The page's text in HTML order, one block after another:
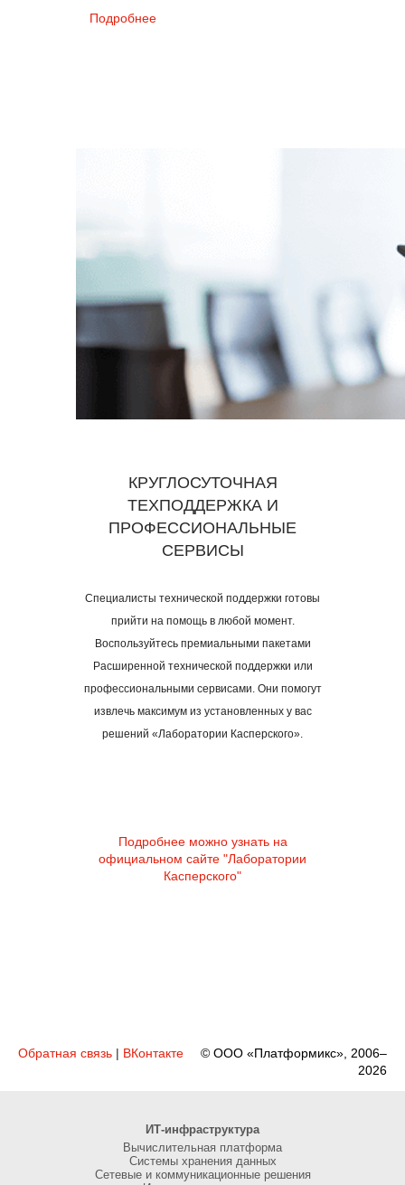
Подробнее
КРУГЛОСУТОЧНАЯ
ТЕХПОДДЕРЖКА И
ПРОФЕССИОНАЛЬНЫЕ
СЕРВИСЫ
Специалисты технической поддержки готовы
прийти на помощь в любой момент.
Воспользуйтесь премиальными пакетами
Расширенной технической поддержки или
профессиональными сервисами. Они помогут
извлечь максимум из установленных у вас
решений «Лаборатории Касперского».
Подробнее можно узнать на
официальном сайте "Лаборатории
Касперского"
Обратная связь | ВКонтакте
© ООО «Платформикс», 2006–
2026
ИТ-инфраструктура
Вычислительная платформа
Системы хранения данных
Сетевые и коммуникационные решения